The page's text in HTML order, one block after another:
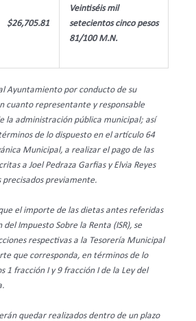
$26,705.81
Veintiséis mil
setecientos cinco pesos
81/100 M.N.
Ayuntamiento por conducto de su
cuanto representante y responsable
la administración pública municipal; así
de lo dispuesto en el artículo 64
Municipal, a realizar el pago de las
a Joel Pedraza Garfias y Elvia Reyes
precisados previamente.
el importe de las dietas antes referidas
Impuesto Sobre la Renta (ISR), se
respectivas a la Tesorería Municipal
que corresponda, en términos de lo
1 fracción I y 9 fracción I de la Ley del
quedar realizados dentro de un plazo